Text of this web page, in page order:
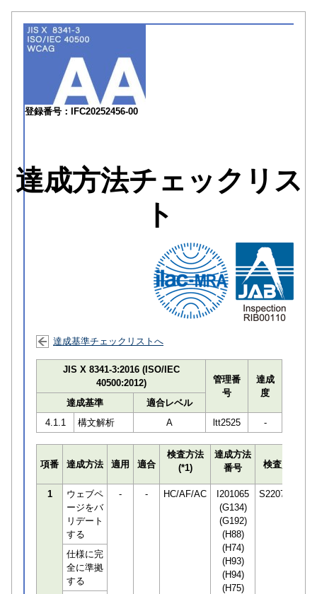
登録番号：IFC20252456-00
達成方法チェックリス
ト
達成基準チェックリストへ
JIS X 8341-3:2016 (ISO/IEC
40500:2012)
管理番
号
達成
度
達成基準
適合レベル
4.1.1
構文解析 A ltt2525 -
項番 達成方法 適用 適合
検査方法
(*1)
達成方法
番号
検査員
1
ウェブペ
ージをバ
リデート
する
- - HC/AF/AC
I201065
(G134)
(G192)
(H88)
(H74)
(H93)
(H94)
(H75)
S220748
仕様に完
全に準拠
する